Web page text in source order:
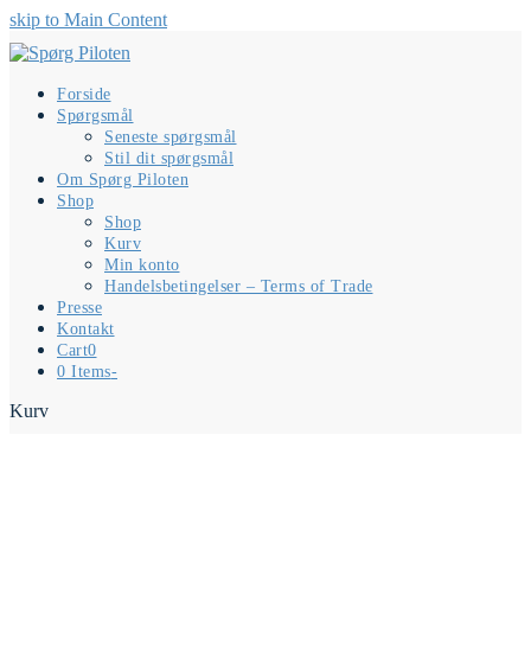
skip to Main Content
Forside
Spørgsmål
Seneste spørgsmål
Stil dit spørgsmål
Om Spørg Piloten
Shop
Shop
Kurv
Min konto
Handelsbetingelser – Terms of Trade
Presse
Kontakt
Cart0
0 Items-
Kurv